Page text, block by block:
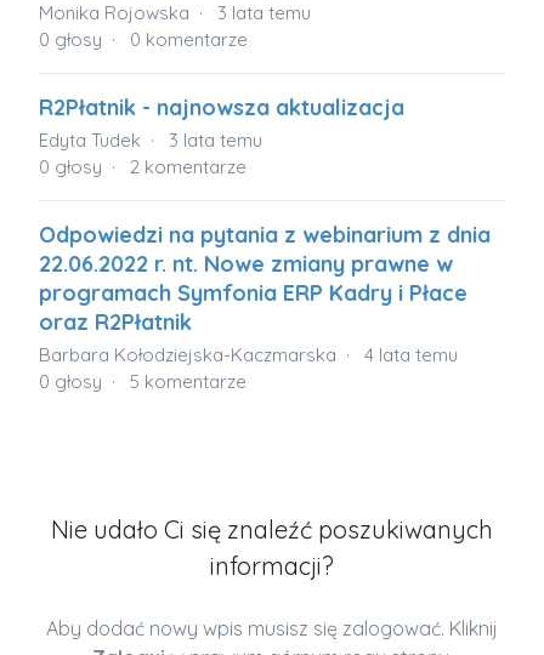
Monika Rojowska
3 lata temu
0 głosy 0 komentarze
R2Płatnik - najnowsza aktualizacja
Edyta Tudek
3 lata temu
0 głosy 2 komentarze
Odpowiedzi na pytania z webinarium z dnia
22.06.2022 r. nt. Nowe zmiany prawne w
programach Symfonia ERP Kadry i Płace
oraz R2Płatnik
Barbara Kołodziejska-Kaczmarska
4 lata temu
0 głosy 5 komentarze
Nie udało Ci się znaleźć poszukiwanych
informacji?
Aby dodać nowy wpis musisz się zalogować. Kliknij